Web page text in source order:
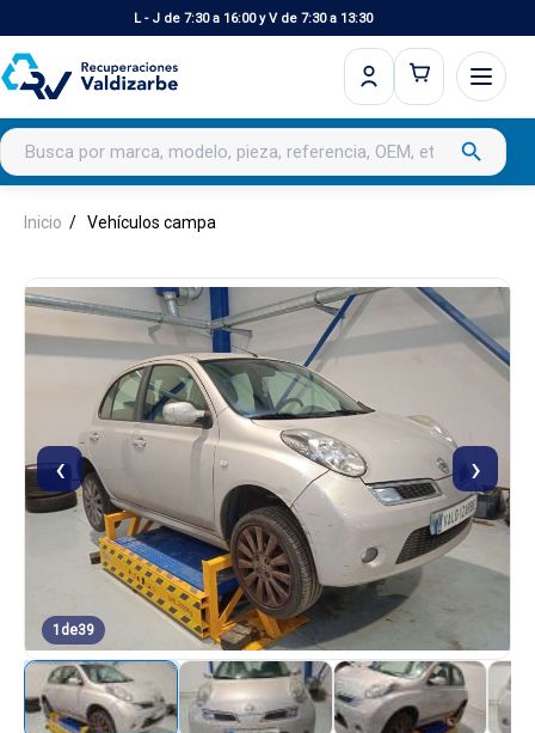
L - J de 7:30 a 16:00 y V de 7:30 a 13:30
Buscar productos search
Inicio Vehículos campa
‹ ›
1 de39